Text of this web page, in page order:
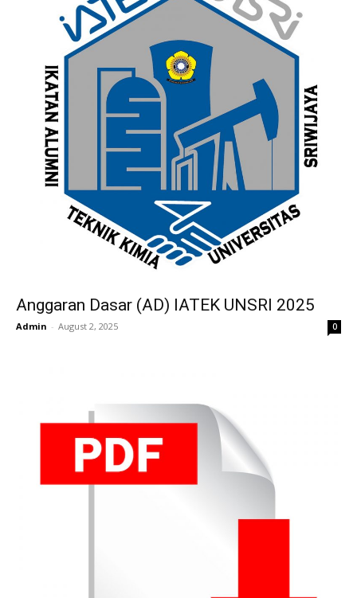
Anggaran Dasar (AD) IATEK UNSRI 2025
Admin - August 2, 2025 0